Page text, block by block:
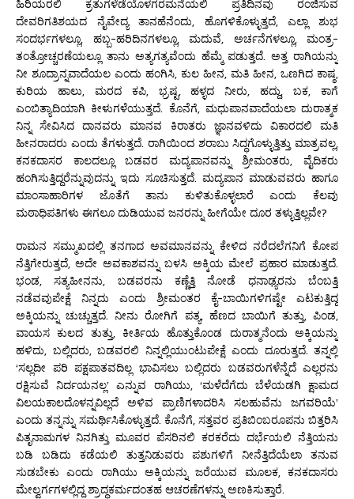
ಹಿರಿಯರಲಿ ಕ್ರತುಗಳೆಡೆಯೊಳಗರಮನೆಯಲಿ ಪ್ರತಿದಿನವು ರಂಜಿಸುವ
ದೇವರಿಗತಿಶಯದ ನೈವೇದ್ಯ ತಾನಹೆನೆಂದು, ಹೊಗಳಿಕೊಳ್ಳುತ್ತದೆ, ಎಲ್ಲಾ ಶುಭ
ಸಂದರ್ಭಗಳಲ್ಲೂ, ಹಬ್ಬ-ಹರಿದಿನಗಳಲ್ಲೂ, ಮದುವೆ, ಅರ್ಚನೆಗಳಲ್ಲೂ, ಮಂತ್ರ-
ತಂತ್ರೋಚ್ಚರಣೆಯಲ್ಲೂ ತಾನು ಅತ್ಯಗತ್ಯವೆಂದು ಹೆಮ್ಮೆ ಪಡುತ್ತದೆ. ಅತ್ತ ರಾಗಿಯನ್ನು
ನೀ ಶೂದ್ರಾನ್ನವಾದೆಯಲ ಎಂದು ಹಂಗಿಸಿ, ಕುಲ ಹೀನ, ಮತಿ ಹೀನ, ಒಣಗಿದ ಕಾಷ್ಠ,
ಕುರಿಯ ಹಾಲು, ಮರದ ಕಪಿ, ಭ್ರಷ್ಟ, ಹಳ್ಳದ ನೀರು, ಹದ್ದು, ಬಕ, ಕಾಗೆ
ಎಂಬಿತ್ಯಾದಿಯಾಗಿ ಕೀಳುಗಳೆಯುತ್ತದೆ. ಕೊನೆಗೆ, ಮಧುಪಾನವಾದೆಯಲಾ ದುರಾತ್ಮಕ
ನಿನ್ನ ಸೇವಿಸಿದ ದಾನವರು ಮಾನವ ಕಿರಾತರು ಜ್ಞಾನವಳಿದು ವಿಕಾರದಲಿ ಮತಿ
ಹೀನರಾದರು ಎಂದು ತೆಗಳುತ್ತದೆ. ರಾಗಿಯಿಂದ ಶರಾಬು ಸಿದ್ಧಗೊಳ್ಳುತ್ತಿತ್ತು ಮಾತ್ರವಲ್ಲ,
ಕನಕದಾಸರ ಕಾಲದಲ್ಲೂ ಬಡವರ ಮದ್ಯಪಾನವನ್ನು ಶ್ರೀಮಂತರು, ವೈದಿಕರು
ಹಂಗಿಸುತ್ತಿದ್ದರೆನ್ನುವುದನ್ನು ಇದು ಸೂಚಿಸುತ್ತದೆ. ಮದ್ಯಪಾನ ಮಾಡುವವರು ಹಾಗೂ
ಮಾಂಸಾಹಾರಿಗಳ ಜೊತೆಗೆ ತಾನು ಕುಳಿತುಕೊಳ್ಳಲಾರೆ ಎಂದು ಕೆಲವು
ಮಠಾಧಿಪತಿಗಳು ಈಗಲೂ ದುಡಿಯುವ ಜನರನ್ನು ಹೀಗೆಯೇ ದೂರ ತಳ್ಳುತ್ತಿಲ್ಲವೇ?
ರಾಮನ ಸಮ್ಮುಖದಲ್ಲಿ ತನಗಾದ ಅವಮಾನವನ್ನು ಕೇಳಿದ ನರೆದಲೆಗನಿಗೆ ಕೋಪ
ನೆತ್ತಿಗೇರುತ್ತದೆ, ಅದೇ ಅವಕಾಶವನ್ನು ಬಳಸಿ ಅಕ್ಕಿಯ ಮೇಲೆ ಪ್ರಹಾರ ಮಾಡುತ್ತದೆ.
ಭಂಡ, ಸತ್ಯಹೀನನು, ಬಡವರನು ಕಣ್ಣೆತ್ತಿ ನೋಡೆ ಧನಾಢ್ಯರನು ಬೆಂಬತ್ತಿ
ನಡೆವವುಪೇಕ್ಷೆ ನಿನ್ನದು ಎಂದು ಶ್ರೀಮಂತರ ಕೈ-ಬಾಯಿಗಳಿಗಷ್ಟೇ ಎಟಕುತ್ತಿದ್ದ
ಅಕ್ಕಿಯನ್ನು ಚುಚ್ಚುತ್ತದೆ. ನೀನು ರೋಗಿಗೆ ಪತ್ಯ, ಹೆಣದ ಬಾಯಿಗೆ ತುತ್ತು, ಪಿಂಡ,
ವಾಯಸ ಕುಲದ ತುತ್ತು, ಕೀರ್ತಿಯ ಹೊತ್ತುಕೊಂಡ ದುರಾತ್ಮನೆಂದು ಅಕ್ಕಿಯನ್ನು
ಹಳಿದು, ಬಲ್ಲಿದರು, ಬಡವರಲಿ ನಿನ್ನಲ್ಲಿಯುಂಟುಪೇಕ್ಷೆ ಎಂದು ದೂರುತ್ತದೆ. ತನ್ನಲ್ಲಿ
‘ಸಲ್ಲದೀ ಪರಿ ಪಕ್ಷಪಾತವದಿಲ್ಲ ಭಾವಿಸಲು ಬಲ್ಲಿದರು ಬಡವರುಗಳೆನ್ನೆದೆ ಎಲ್ಲರನು
ರಕ್ಷಿಸುವೆ ನಿರ್ದಯನಲ್ಲ’ ಎನ್ನುವ ರಾಗಿಯು, ‘ಮಳೆದೆಗೆದು ಬೆಳೆಯಡಗಿ ಕ್ಷಾಮದ
ವಿಲಯಕಾಲದೊಳನ್ನವಿಲ್ಲದೆ ಅಳಿವ ಪ್ರಾಣಿಗಳಾದರಿಸಿ ಸಲಹುವೆನು ಜಗವರಿಯೆ’
ಎಂದು ತನ್ನನ್ನು ಸಮರ್ಥಿಸಿಕೊಳ್ಳುತ್ತದೆ. ಕೊನೆಗೆ, ಸತ್ತವರ ಪ್ರತಿಬಿಂಬರೂಪನು ಬಿತ್ತರಿಸಿ
ಪಿತೃನಾಮಗಳ ನಿನಗಿತ್ತು ಮೂವರ ಪೆಸರಿನಲಿ ಕರಕರೆದು ದರ್ಭೆಯಲಿ ನೆತ್ತಿಯನು
ಬಡಿ ಬಡಿದು ಕಡೆಯಲಿ ತುತ್ತನಿಡುವರು ಪಶುಗಳಿಗೆ ನೀನೆತ್ತಿದೆಯೆಲಾ ತನುವ
ಸುಡಬೇಕು ಎಂದು ರಾಗಿಯು ಅಕ್ಕಿಯನ್ನು ಜರೆಯುವ ಮೂಲಕ, ಕನಕದಾಸರು
ಮೇಲ್ವರ್ಗಗಳಲ್ಲಿದ್ದ ಶ್ರಾದ್ಧಕರ್ಮದಂತಹ ಆಚರಣೆಗಳನ್ನು ಅಣಕಿಸುತ್ತಾರೆ.